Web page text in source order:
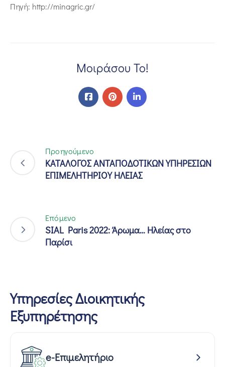
Πηγή: http://minagric.gr/
Μοιράσου Το!
Προηγούμενο
ΚΑΤΑΛΟΓΟΣ ΑΝΤΑΠΟΔΟΤΙΚΩΝ ΥΠΗΡΕΣΙΩΝ
ΕΠΙΜΕΛΗΤΗΡΙΟΥ ΗΛΕΙΑΣ
Επόμενο
SIAL Paris 2022: Άρωμα… Ηλείας στο
Παρίσι
Υπηρεσίες Διοικητικής
Εξυπηρέτησης
e-Επιμελητήριο